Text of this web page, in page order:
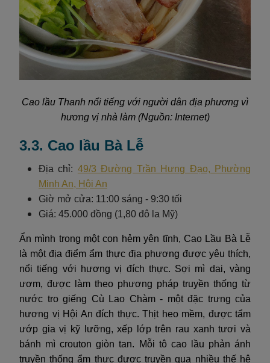
Cao lầu Thanh nổi tiếng với người dân địa phương vì
hương vị nhà làm (Nguồn: Internet)
3.3. Cao lầu Bà Lễ
Địa chỉ: 49/3 Đường Trần Hưng Đạo, Phường
Minh An, Hội An
Giờ mở cửa: 11:00 sáng - 9:30 tối
Giá: 45.000 đồng (1,80 đô la Mỹ)
Ẩn mình trong một con hẻm yên tĩnh, Cao Lầu Bà Lễ
là một địa điểm ẩm thực địa phương được yêu thích,
nổi tiếng với hương vị đích thực. Sợi mì dai, vàng
ươm, được làm theo phương pháp truyền thống từ
nước tro giếng Cù Lao Chàm - một đặc trưng của
hương vị Hội An đích thực. Thịt heo mềm, được tẩm
ướp gia vị kỹ lưỡng, xếp lớp trên rau xanh tươi và
bánh mì crouton giòn tan. Mỗi tô cao lầu phản ánh
truyền thống ẩm thực được truyền qua nhiều thế hệ